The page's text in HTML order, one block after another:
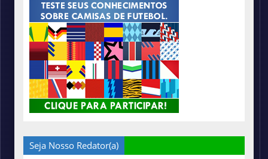
Seja Nosso Redator(a)